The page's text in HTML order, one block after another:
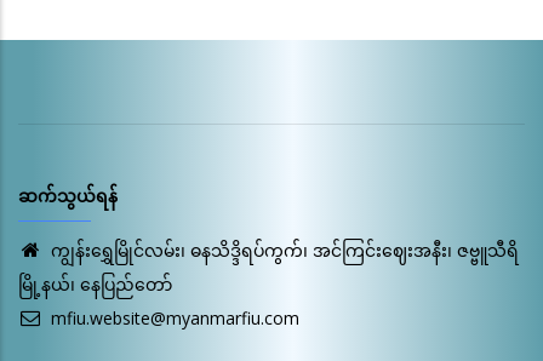
ဆက်သွယ်ရန်
ကျွန်းရွှေမြိုင်လမ်း၊ ဓနသိဒ္ဒိရပ်ကွက်၊ အင်ကြင်းဈေးအနီး၊ ဇဗ္ဗူသီရိ
မြို့နယ်၊ နေပြည်တော်
mfiu.website@myanmarfiu.com